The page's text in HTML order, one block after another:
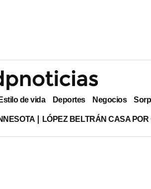
Estilo de vida Deportes Negocios
LÓPEZ BELTRÁN CASA